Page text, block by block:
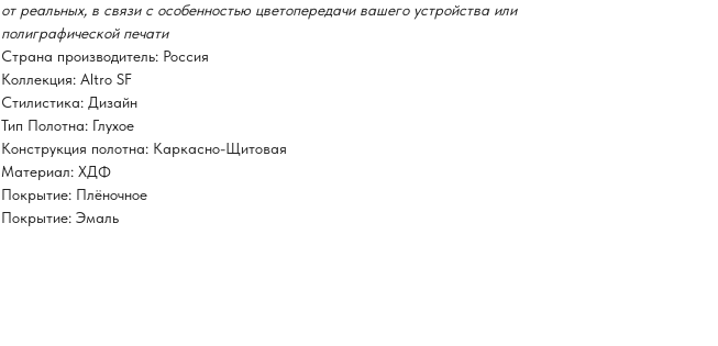
от реальных, в связи с особенностью цветопередачи вашего устройства или
полиграфической печати
Страна производитель: Россия
Коллекция: Altro SF
Стилистика: Дизайн
Тип Полотна: Глухое
Конструкция полотна: Каркасно-Щитовая
Материал: ХДФ
Покрытие: Плёночное
Покрытие: Эмаль